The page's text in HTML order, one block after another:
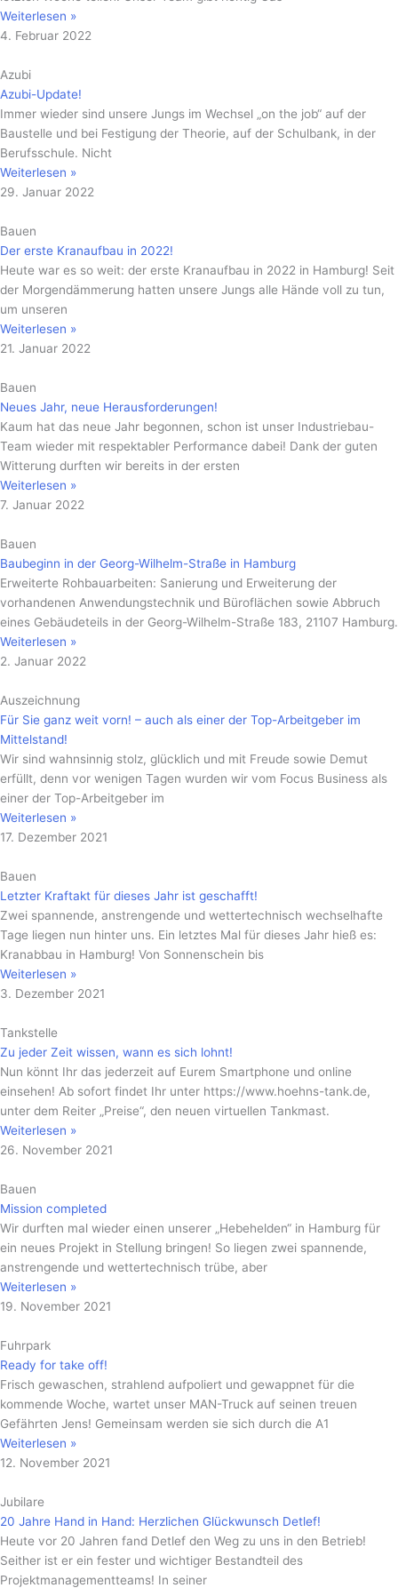
Weiterlesen »
4. Februar 2022
Azubi
Azubi-Update!
Immer wieder sind unsere Jungs im Wechsel „on the job“ auf der
Baustelle und bei Festigung der Theorie, auf der Schulbank, in der
Berufsschule. Nicht
Weiterlesen »
29. Januar 2022
Bauen
Der erste Kranaufbau in 2022!
Heute war es so weit: der erste Kranaufbau in 2022 in Hamburg! Seit
der Morgendämmerung hatten unsere Jungs alle Hände voll zu tun,
um unseren
Weiterlesen »
21. Januar 2022
Bauen
Neues Jahr, neue Herausforderungen!
Kaum hat das neue Jahr begonnen, schon ist unser Industriebau-
Team wieder mit respektabler Performance dabei! Dank der guten
Witterung durften wir bereits in der ersten
Weiterlesen »
7. Januar 2022
Bauen
Baubeginn in der Georg-Wilhelm-Straße in Hamburg
Erweiterte Rohbauarbeiten: Sanierung und Erweiterung der
vorhandenen Anwendungstechnik und Büroflächen sowie Abbruch
eines Gebäudeteils in der Georg-Wilhelm-Straße 183, 21107 Hamburg.
Weiterlesen »
2. Januar 2022
Auszeichnung
Für Sie ganz weit vorn! – auch als einer der Top-Arbeitgeber im
Mittelstand!
Wir sind wahnsinnig stolz, glücklich und mit Freude sowie Demut
erfüllt, denn vor wenigen Tagen wurden wir vom Focus Business als
einer der Top-Arbeitgeber im
Weiterlesen »
17. Dezember 2021
Bauen
Letzter Kraftakt für dieses Jahr ist geschafft!
Zwei spannende, anstrengende und wettertechnisch wechselhafte
Tage liegen nun hinter uns. Ein letztes Mal für dieses Jahr hieß es:
Kranabbau in Hamburg! Von Sonnenschein bis
Weiterlesen »
3. Dezember 2021
Tankstelle
Zu jeder Zeit wissen, wann es sich lohnt!
Nun könnt Ihr das jederzeit auf Eurem Smartphone und online
einsehen! Ab sofort findet Ihr unter https://www.hoehns-tank.de,
unter dem Reiter „Preise“, den neuen virtuellen Tankmast.
Weiterlesen »
26. November 2021
Bauen
Mission completed
Wir durften mal wieder einen unserer „Hebehelden“ in Hamburg für
ein neues Projekt in Stellung bringen! So liegen zwei spannende,
anstrengende und wettertechnisch trübe, aber
Weiterlesen »
19. November 2021
Fuhrpark
Ready for take off!
Frisch gewaschen, strahlend aufpoliert und gewappnet für die
kommende Woche, wartet unser MAN-Truck auf seinen treuen
Gefährten Jens! Gemeinsam werden sie sich durch die A1
Weiterlesen »
12. November 2021
Jubilare
20 Jahre Hand in Hand: Herzlichen Glückwunsch Detlef!
Heute vor 20 Jahren fand Detlef den Weg zu uns in den Betrieb!
Seither ist er ein fester und wichtiger Bestandteil des
Projektmanagementteams! In seiner